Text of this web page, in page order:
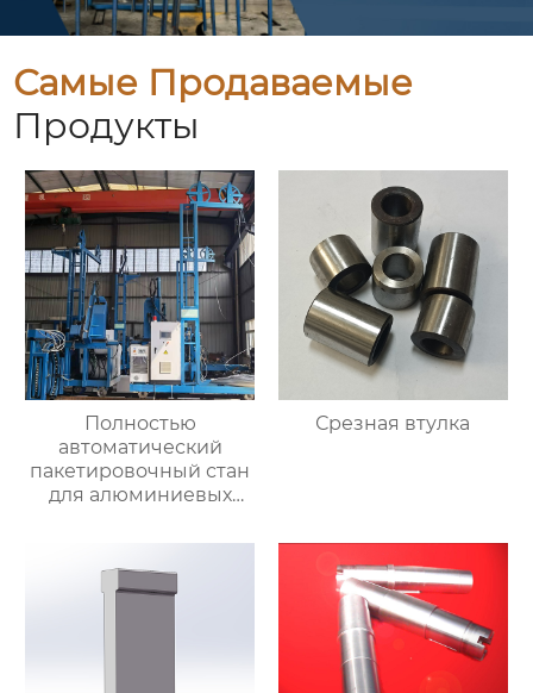
Самые Продаваемые
Продукты
Полностью
автоматический
пакетировочный стан
для алюминиевых
Срезная втулка